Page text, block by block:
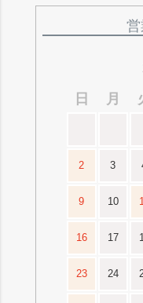
日
月
2 3
9 10
16 17
23 24